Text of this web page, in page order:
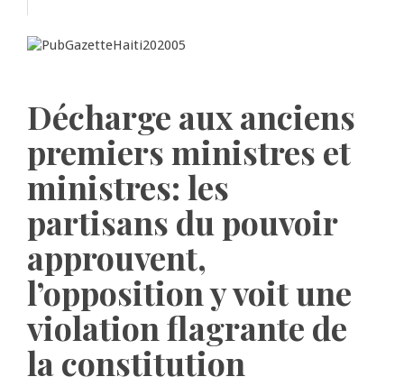
Décharge aux anciens
premiers ministres et
ministres: les
partisans du pouvoir
approuvent,
l’opposition y voit une
violation flagrante de
la constitution